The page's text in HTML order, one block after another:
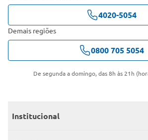
4020-5054
Demais regiões
0800 705 5054
De segunda a domingo, das 8h às 21h
Institucional